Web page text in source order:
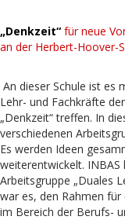
„Denkzeit“ für neue
an der Herbert-Hoover-
An dieser Schule ist es
Lehr- und Fachkräfte
„Denkzeit“ treffen. In
verschiedenen
Es werden Ideen
weiterentwickelt. INBAS
Arbeitsgruppe „Duales
war es, den Rahmen für
im Bereich der Berufs-